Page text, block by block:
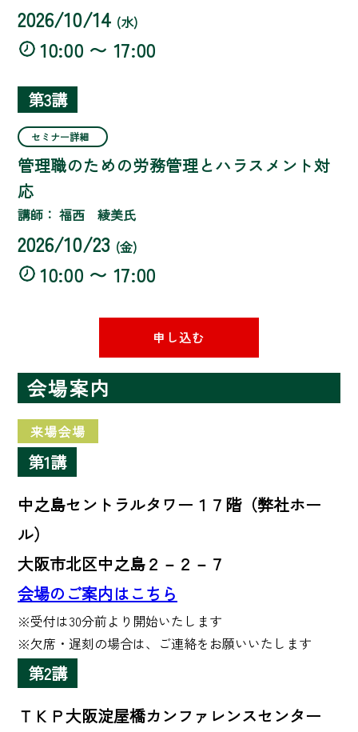
2026/10/14 (水)
10:00 〜 17:00
第3講
管理職のための労務管理とハラスメント対
応
セミナー詳細
講師： 福西 綾美氏
2026/10/23 (金)
10:00 〜 17:00
申し込む
会場案内
来場会場
第1講
中之島セントラルタワー１７階（弊社ホー
ル）
大阪市北区中之島２－２－７
会場のご案内はこちら
※受付は30分前より開始いたします
※欠席・遅刻の場合は、ご連絡をお願いいたします
第2講
ＴＫＰ大阪淀屋橋カンファレンスセンター